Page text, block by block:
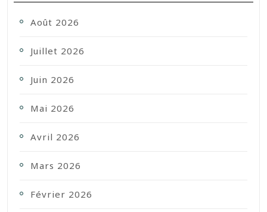
Août 2026
Juillet 2026
Juin 2026
Mai 2026
Avril 2026
Mars 2026
Février 2026